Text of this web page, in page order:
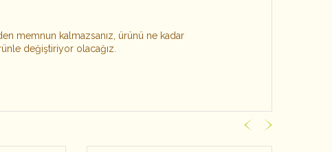
memnun kalmazsanız, ürünü ne kadar
değiştiriyor olacağız.